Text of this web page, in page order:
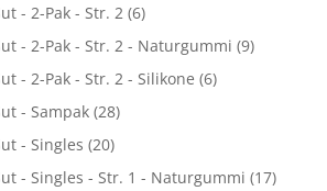
- 2-Pak - Str. 2 (6)
- 2-Pak - Str. 2 - Naturgummi (9)
- 2-Pak - Str. 2 - Silikone (6)
- Sampak (28)
- Singles (20)
- Singles - Str. 1 - Naturgummi (17)